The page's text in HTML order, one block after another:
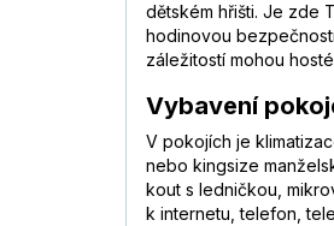
dětském hřišti. Je zde
hodinovou
záležitostí mohou
Vybavení
V pokojích je
nebo kingsize
kout s ledničkou,
k internetu, telefon,